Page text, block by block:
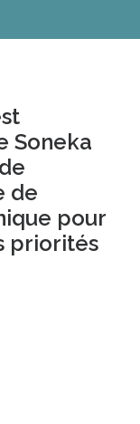
Soneka
de
pour
priorités